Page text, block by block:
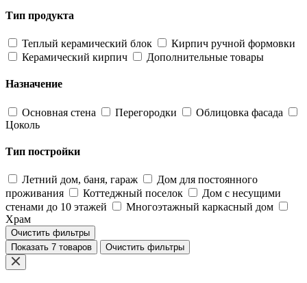
Тип продукта
Теплый керамический блок
Кирпич ручной формовки
Керамический кирпич
Дополнительные товары
Назначение
Основная стена Перегородки
Облицовка фасада
Цоколь
Тип постройки
Летний дом, баня, гараж
Дом для постоянного
проживания
Коттеджный поселок
Дом с несущими
стенами до 10 этажей
Многоэтажный каркасный дом
Храм
Очистить фильтры
Показать 7 товаров
Очистить фильтры